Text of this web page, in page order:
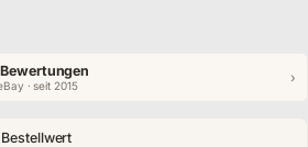
· seit 2015 ›
Bestellwert